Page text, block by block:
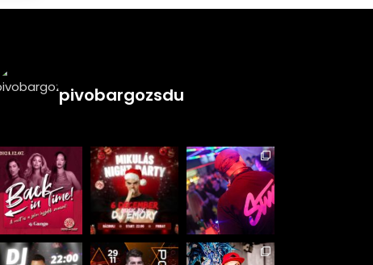
pivobargozsdu